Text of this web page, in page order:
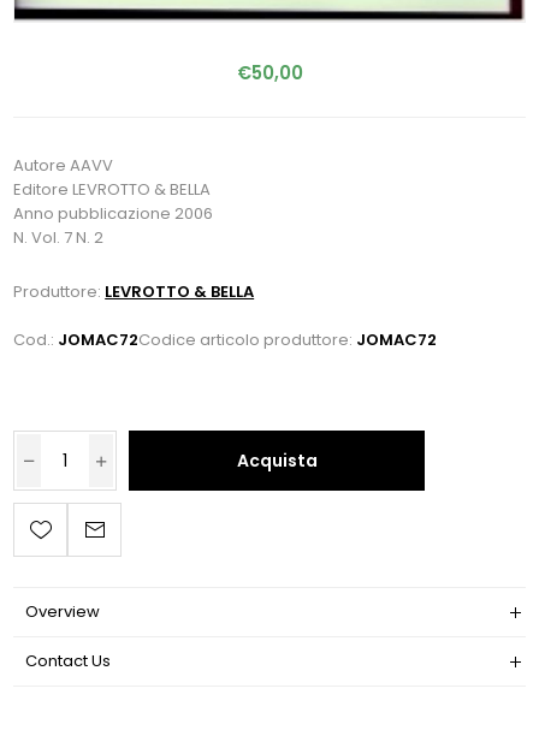
€50,00
Autore AAVV
Editore LEVROTTO & BELLA
Anno pubblicazione 2006
N. Vol. 7 N. 2
Produttore: LEVROTTO & BELLA
Cod.: JOMAC72Codice articolo produttore: JOMAC72
Acquista
Overview
Contact Us